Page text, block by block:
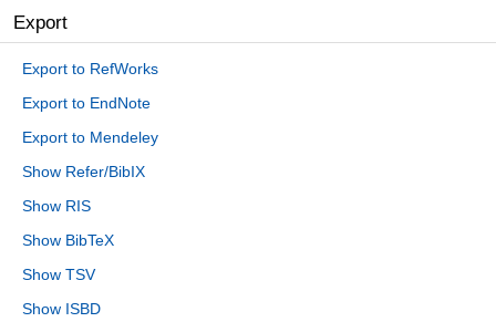
Export
Export to RefWorks
Export to EndNote
Export to Mendeley
Show Refer/BibIX
Show RIS
Show BibTeX
Show TSV
Show ISBD